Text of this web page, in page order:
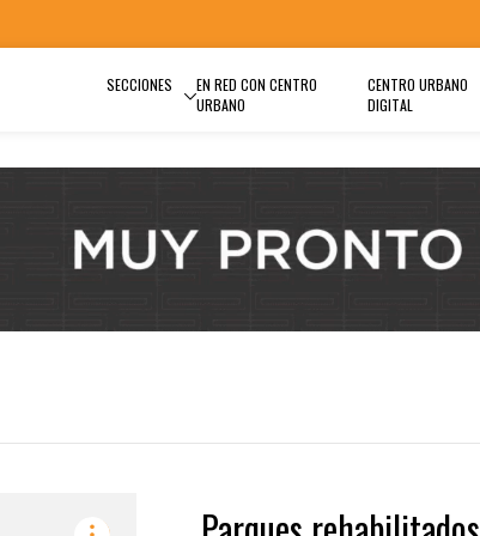
SECCIONES
EN RED CON CENTRO
URBANO
CENTRO URBANO
DIGITAL